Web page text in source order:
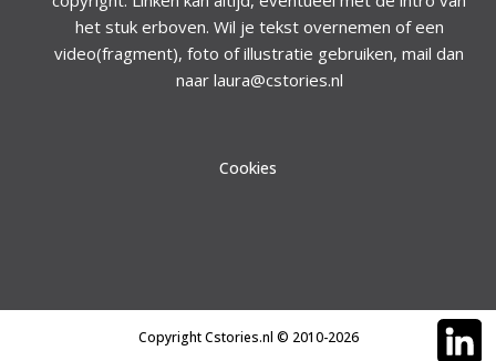
het stuk erboven. Wil je tekst overnemen of een
video(fragment), foto of illustratie gebruiken, mail dan
naar laura@cstories.nl
Cookies
Copyright Cstories.nl © 2010-2026